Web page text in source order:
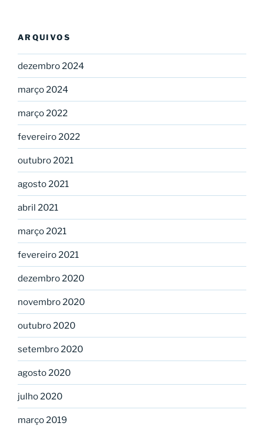
ARQUIVOS
dezembro 2024
março 2024
março 2022
fevereiro 2022
outubro 2021
agosto 2021
abril 2021
março 2021
fevereiro 2021
dezembro 2020
novembro 2020
outubro 2020
setembro 2020
agosto 2020
julho 2020
março 2019